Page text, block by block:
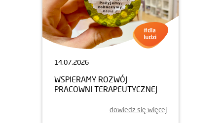
14.07.2026
WSPIERAMY ROZWÓJ
PRACOWNI TERAPEUTYCZNEJ
dowiedz się więcej